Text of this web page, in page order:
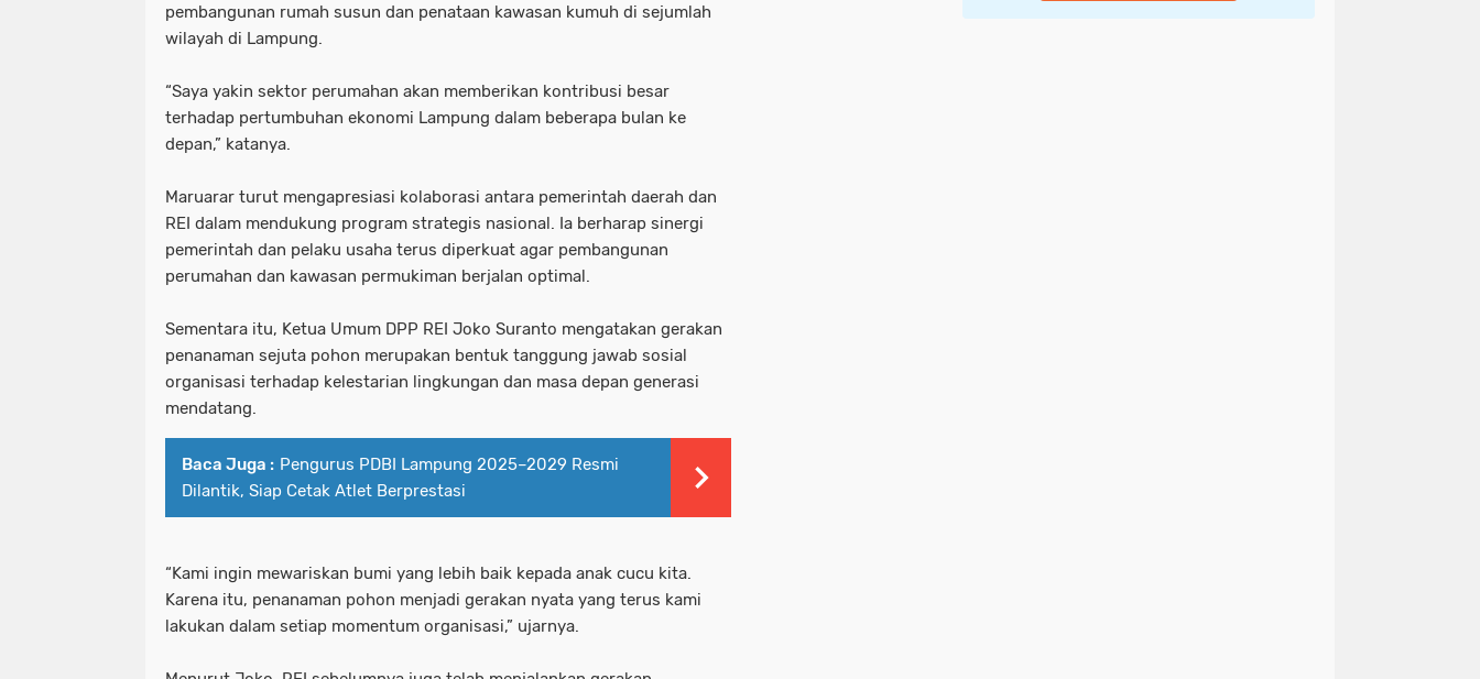
pembangunan rumah susun dan penataan kawasan kumuh di sejumlah
wilayah di Lampung.
“Saya yakin sektor perumahan akan memberikan kontribusi besar
terhadap pertumbuhan ekonomi Lampung dalam beberapa bulan ke
depan,” katanya.
Maruarar turut mengapresiasi kolaborasi antara pemerintah daerah dan
REI dalam mendukung program strategis nasional. Ia berharap sinergi
pemerintah dan pelaku usaha terus diperkuat agar pembangunan
perumahan dan kawasan permukiman berjalan optimal.
Sementara itu, Ketua Umum DPP REI Joko Suranto mengatakan gerakan
penanaman sejuta pohon merupakan bentuk tanggung jawab sosial
organisasi terhadap kelestarian lingkungan dan masa depan generasi
mendatang.
Baca Juga : Pengurus PDBI Lampung 2025–2029 Resmi
Dilantik, Siap Cetak Atlet Berprestasi
“Kami ingin mewariskan bumi yang lebih baik kepada anak cucu kita.
Karena itu, penanaman pohon menjadi gerakan nyata yang terus kami
lakukan dalam setiap momentum organisasi,” ujarnya.